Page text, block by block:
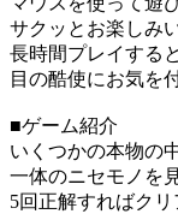
サクッとお楽しみ
長時間プレイする
目の酷使にお気を
■ゲーム紹介
いくつかの本物の
一体のニセモノを
5回正解すればクリ